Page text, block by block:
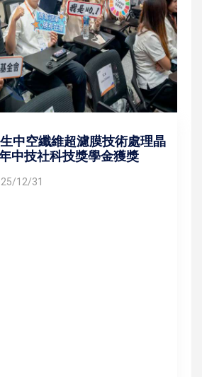
中空纖維超濾膜技術處理晶
中技社科技獎學金獲獎
12/31